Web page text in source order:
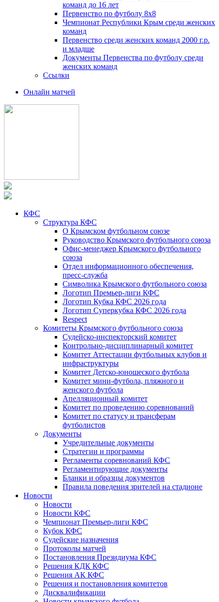
команд до 16 лет
Первенство по футболу 8х8
Чемпионат Республики Крым среди женских
команд
Первенство среди женских команд 2000 г.р.
и младше
Документы Первенства по футболу среди
женских команд
Ссылки
Онлайн матчей
КФС
Структура КФС
О Крымском футбольном союзе
Руководство Крымского футбольного союза
Офис-менеджер Крымского футбольного
союза
Отдел информационного обеспечения,
пресс-служба
Символика Крымского футбольного союза
Логотип Премьер-лиги КФС
Логотип Кубка КФС 2026 года
Логотип Суперкубка КФС 2026 года
Respect
Комитеты Крымского футбольного союза
Судейско-инспекторский комитет
Контрольно-дисциплинарный комитет
Комитет Аттестации футбольных клубов и
инфраструктуры
Комитет Детско-юношеского футбола
Комитет мини-футбола, пляжного и
женского футбола
Апелляционный комитет
Комитет по проведению соревнований
Комитет по статусу и трансферам
футболистов
Документы
Учредительные документы
Стратегии и программы
Регламенты соревнований КФС
Регламентирующие документы
Бланки и образцы документов
Правила поведения зрителей на стадионе
Новости
Новости
Новости КФС
Чемпионат Премьер-лиги КФС
Кубок КФС
Судейские назначения
Протоколы матчей
Постановления Президиума КФС
Решения КДК КФС
Решения АК КФС
Решения и постановления комитетов
Дисквалификации